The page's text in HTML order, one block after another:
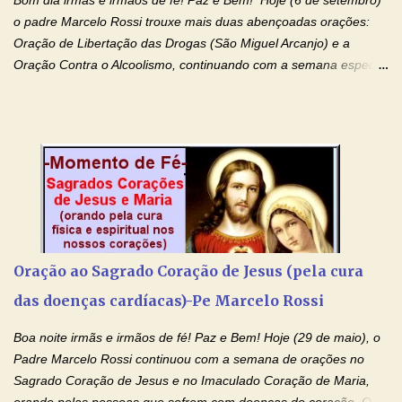
de te...
o padre Marcelo Rossi trouxe mais duas abençoadas orações:
Oração de Libertação das Drogas (São Miguel Arcanjo) e a
Oração Contra o Alcoolismo, continuando com a semana especial
Ágape de nosso Pai Santo - Jesus - te curar, deixe nossa
Mãezinha do Céu - Maria - te proteger com Seu divino manto.
Não desista, Jesus irá curar todas suas feridas, Creia! Adriana-
Devoção e Fé Oração de Libertação das Drogas (São Miguel
Arcanjo) "Senhor, Pai Eterno, em Nome de Teu Filho Jesus,
Nosso Senhor Jesus Cristo, concedei a vida a todos aqueles que
se encontram encarcerados em um vício, escravos de alguma
droga. Senhor, Pai Poderoso e cheio de Misericórdia, na
drogas, c...
Oração ao Sagrado Coração de Jesus (pela cura
das doenças cardíacas)-Pe Marcelo Rossi
Boa noite irmãs e irmãos de fé! Paz e Bem! Hoje (29 de maio), o
Padre Marcelo Rossi continuou com a semana de orações no
Sagrado Coração de Jesus e no Imaculado Coração de Maria,